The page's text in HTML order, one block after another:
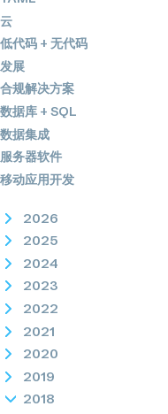
云
低代码 + 无代码
发展
合规解决方案
数据库 + SQL
数据集成
服务器软件
移动应用开发
2026
2025
2024
2023
2022
2021
2020
2019
2018